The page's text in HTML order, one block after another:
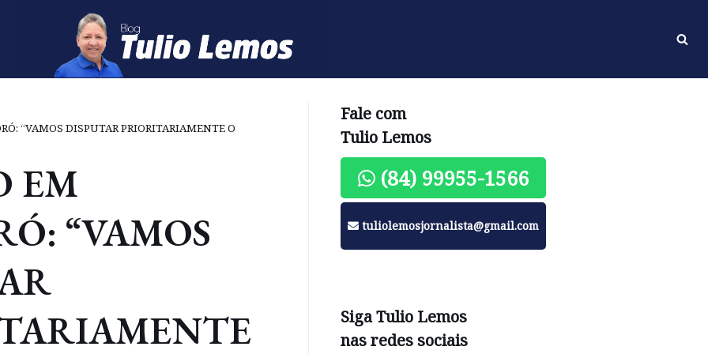
“VAMOS DISPUTAR PRIORITARIAMENTE O
EM
“VAMOS
Fale com
Tulio Lemos
(84) 99955-1566
tuliolemosjornalista@gmail.com
Siga Tulio Lemos
nas redes sociais